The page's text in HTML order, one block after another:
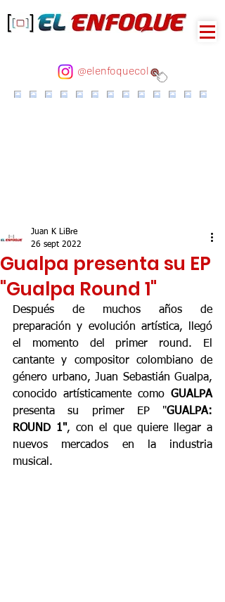
@elenfoquecol
Gualpa presenta su EP
"Gualpa Round 1"
Juan K LiBre
26 sept 2022
Después de muchos años de
preparación y evolución artística, llegó
el momento del primer round. El
cantante y compositor colombiano de
género urbano, Juan Sebastián Gualpa,
conocido artísticamente como
GUALPA
presenta su primer
EP "GUALPA:
ROUND 1", con el que quiere llegar a
nuevos mercados en la industria
musical.